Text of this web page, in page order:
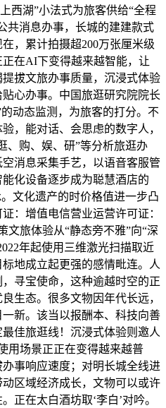
西湖”小法式为旅客供给“全程
共消息办事，长城的建建款式
，累计拍摄超200万张厘米级
在AI下变得越来越智能，让
拔文旅办事质量，沉浸式体验
心办事。中国旅逛研究院院长
动态监测，为旅客的打分。不
，能对话、会思虑的数字人，
、购、娱、研”等分析旅逛办
消息采集手艺，以语音客服管
化设备逐步成为聪慧酒店的
文化遗产的时价格值进一步凸
：增值电信营业运营许可证：
文旅体验从“静态旁不雅”向“深
年起使用三维激光扫描取近
地成立起更强的感情毗连。人
寻宝使命，这种逾越时空的正
生态。很多文物因年代长远，
新。该当以报酬本、科技向善
佳旅逛线！沉浸式体验则邀人
用场景正正在变得越来越普
事响应速度；对明长城全线进
区域经济成长，文物可以或许
正在太白酒坊取‘李白’对吟。